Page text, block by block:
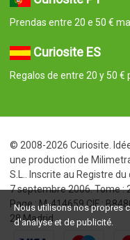
Prendas entre 20 e 50 €
Curiosite ES
Regalos de entre 20 y 50 €
© 2008-2026 Curiosite.
une production de
S.L.. Inscrite au Registre
7 septembre 2006. Tome :
Page : M-414659 CIF :
28 Madrid
Nous utilisons nos propres
d'analyse et de publicité.